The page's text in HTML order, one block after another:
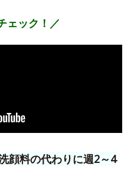
ェック！／
顔料の代わりに週2～4